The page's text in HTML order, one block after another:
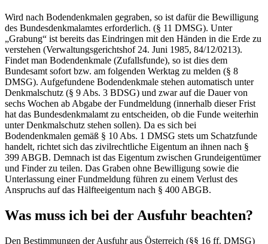
Wird nach Bodendenkmalen gegraben, so ist dafür die Bewilligung
des Bundesdenkmalamtes erforderlich. (§ 11 DMSG). Unter
„Grabung“ ist bereits das Eindringen mit den Händen in die Erde zu
verstehen (Verwaltungsgerichtshof 24. Juni 1985, 84/12/0213).
Findet man Bodendenkmale (Zufallsfunde), so ist dies dem
Bundesamt sofort bzw. am folgenden Werktag zu melden (§ 8
DMSG). Aufgefundene Bodendenkmale stehen automatisch unter
Denkmalschutz (§ 9 Abs. 3 BDSG) und zwar auf die Dauer von
sechs Wochen ab Abgabe der Fundmeldung (innerhalb dieser Frist
hat das Bundesdenkmalamt zu entscheiden, ob die Funde weiterhin
unter Denkmalschutz stehen sollen). Da es sich bei
Bodendenkmalen gemäß § 10 Abs. 1 DMSG stets um Schatzfunde
handelt, richtet sich das zivilrechtliche Eigentum an ihnen nach §
399 ABGB. Demnach ist das Eigentum zwischen Grundeigentümer
und Finder zu teilen. Das Graben ohne Bewilligung sowie die
Unterlassung einer Fundmeldung führen zu einem Verlust des
Anspruchs auf das Hälfteeigentum nach § 400 ABGB.
Was muss ich bei der Ausfuhr beachten?
Den Bestimmungen der Ausfuhr aus Österreich (§§ 16 ff. DMSG)